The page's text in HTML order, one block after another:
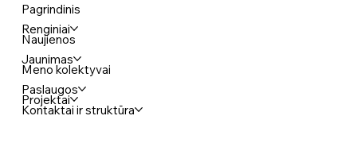
Parodą Merkinėje atidarantis
Pagrindinis
Renginiai
Naujienos
Jaunimas
Meno kolektyvai
Paslaugos
Projektai
Kontaktai ir struktūra